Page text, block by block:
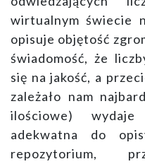
wirtualnym świecie
opisuje objętość
świadomość, że
się na jakość, a
zależało nam
ilościowe)
adekwatna do
repozytorium,